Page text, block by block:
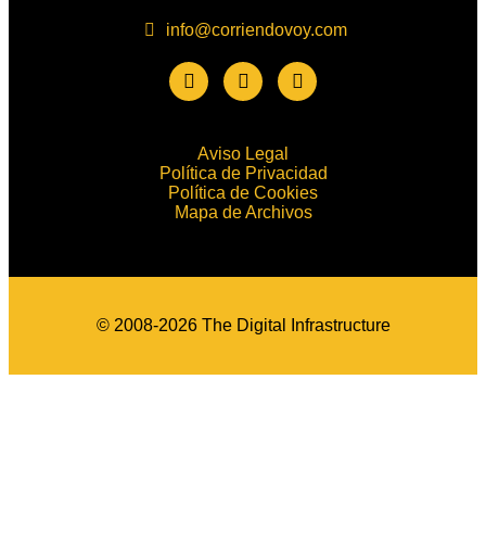
info@corriendovoy.com
Aviso Legal
Política de Privacidad
Política de Cookies
Mapa de Archivos
© 2008-2026 The Digital Infrastructure